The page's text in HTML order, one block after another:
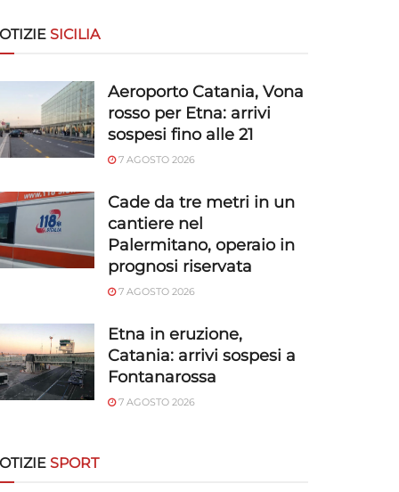
SICILIA
Aeroporto Catania, Vona
rosso per Etna: arrivi
sospesi fino alle 21
7 AGOSTO 2026
Cade da tre metri in un
cantiere nel
Palermitano, operaio in
prognosi riservata
7 AGOSTO 2026
Etna in eruzione,
Catania: arrivi sospesi a
Fontanarossa
7 AGOSTO 2026
SPORT